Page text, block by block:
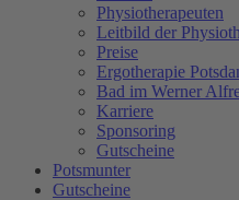
Physiotherapeuten
Leitbild der
Preise
Ergotherapie
Bad im Werner
Karriere
Sponsoring
Gutscheine
Potsmunter
Gutscheine